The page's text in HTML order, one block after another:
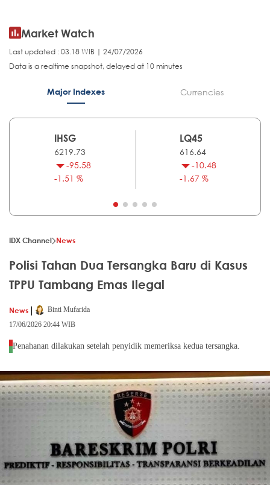
Market Watch
Last updated : 03.18 WIB | 24/07/2026
Data is a realtime snapshot, delayed at 10 minutes
Major Indexes Currencies
IHSG
6219.73
-95.58
-1.51 %
LQ45
616.64
-10.48
-1.67 %
IDX Channel News
Polisi Tahan Dua Tersangka Baru di Kasus
TPPU Tambang Emas Ilegal
News |
Binti Mufarida
17/06/2026 20:44 WIB
Penahanan dilakukan setelah penyidik memeriksa kedua tersangka.